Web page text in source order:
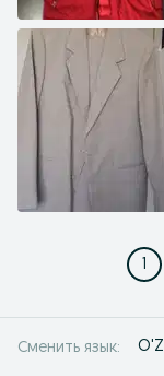
1
Сменить язык: O'Z